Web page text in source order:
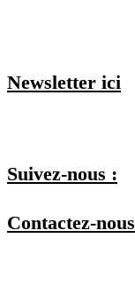
Newsletter ici
Suivez-nous :
Contactez-nous